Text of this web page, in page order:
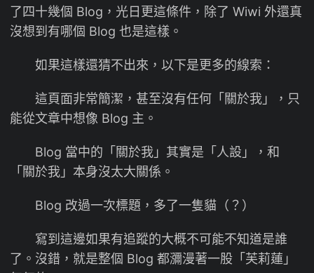
了四十幾個 Blog，光日更這條件，除了 Wiwi 外還真
沒想到有哪個 Blog 也是這樣。
如果這樣還猜不出來，以下是更多的線索：
這頁面非常簡潔，甚至沒有任何「關於我」，只
能從文章中想像 Blog 主。
Blog 當中的「關於我」其實是「人設」，和
「關於我」本身沒太大關係。
Blog 改過一次標題，多了一隻貓（？）
寫到這邊如果有追蹤的大概不可能不知道是誰
了。沒錯，就是整個 Blog 都瀰漫著一股「芙莉蓮」